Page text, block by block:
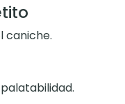
caniche.